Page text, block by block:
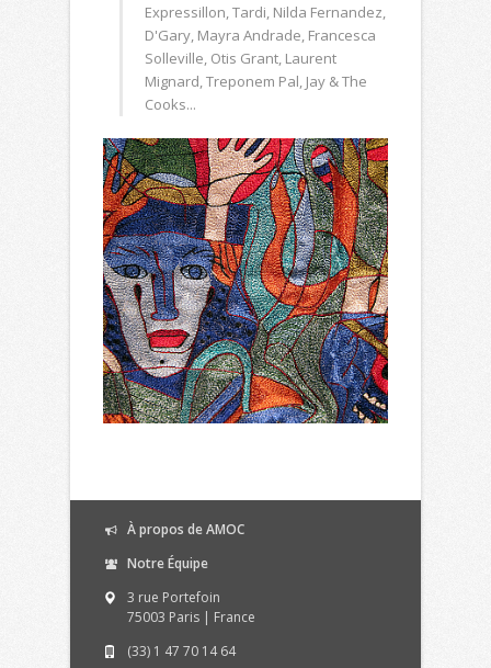
Expressillon, Tardi, Nilda Fernandez,
D'Gary, Mayra Andrade, Francesca
Solleville, Otis Grant, Laurent
Mignard, Treponem Pal, Jay & The
Cooks...
À propos de AMOC
Notre Équipe
3 rue Portefoin
75003 Paris | France
(33) 1 47 70 14 64